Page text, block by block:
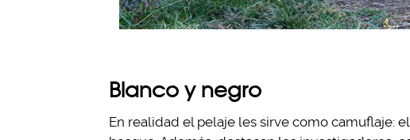
Blanco y negro
En realidad el pelaje les sirve como camuflaje: